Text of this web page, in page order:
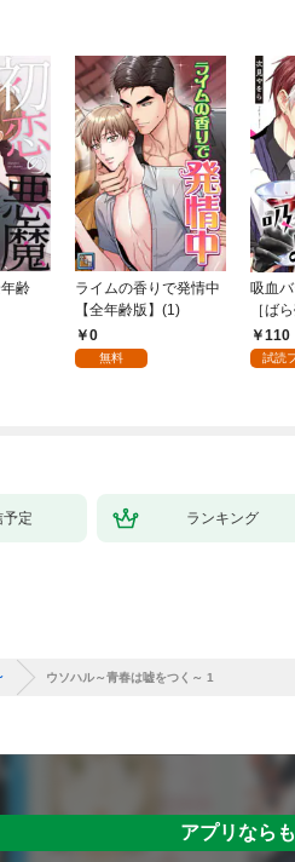
齢
ライムの香りで発情中
【全年齢版】(1)
0
無料
吸血
［ば
110
試読
予定 ランキング
ウソハル～青春は嘘をつく～ 1
アプリなら